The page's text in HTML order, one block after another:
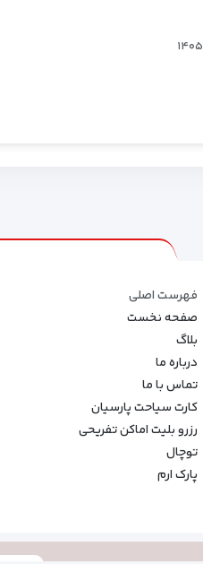
فهرست اصلی
صفحه نخست
بلاگ
درباره ما
تماس با ما
کارت سیاحت پارسیان
رزرو بلیت اماکن تفریحی
توچال
پارک ارم